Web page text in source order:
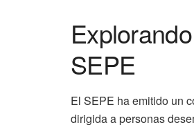
SEPE
El SEPE ha emitido un
dirigida a personas